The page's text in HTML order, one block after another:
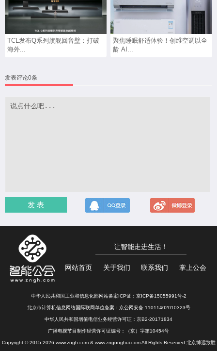
TCL发布Q系列旗舰回音壁：打破
海外...
聚焦睡眠舒适体验！创维空调以全
龄 AI...
发表评论0条
发 表
让智能走进生活！
网站首页 关于我们 联系我们 掌上公会
中华人民共和国工业和信息化部网站备案ICP证： 京ICP备15055991号-2
北京市计算机信息网络国际联网单位备案： 京公网安备 11011402010323号
中华人民共和国增值电信业务经营许可证：京B2-20171834
广播电视节目制作经营许可证编号：（京）字第10454号
Copyright © 2015-2026 www.zngh.com & www.zngonghui.com All Rights Reserved 北京博远致胜